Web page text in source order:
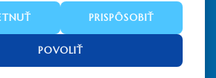
Milostivá
307,50€
PRISPÔSOBIŤ
POVOLIŤ